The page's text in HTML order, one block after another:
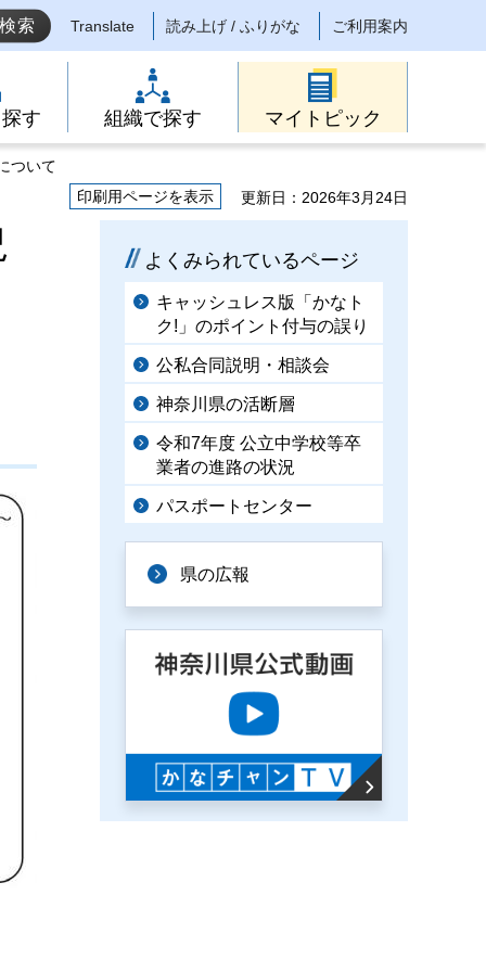
Translate 読み上げ / ふりがな ご利用案内
す 組織で探す マイトピック
ついて
印刷用ページを表示
更新日：2026年3月24日
よくみられているページ
キャッシュレス版「かなト
ク!」のポイント付与の誤り
公私合同説明・相談会
神奈川県の活断層
令和7年度 公立中学校等卒
業者の進路の状況
パスポートセンター
県の広報